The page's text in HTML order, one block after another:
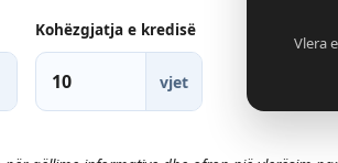
Kohëzgjatja e kredisë
vjet
Vlera